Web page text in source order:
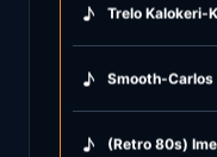
♪ Trelo Kalokeri-
♪ Smooth-Carlos
♪ (Retro 80s)